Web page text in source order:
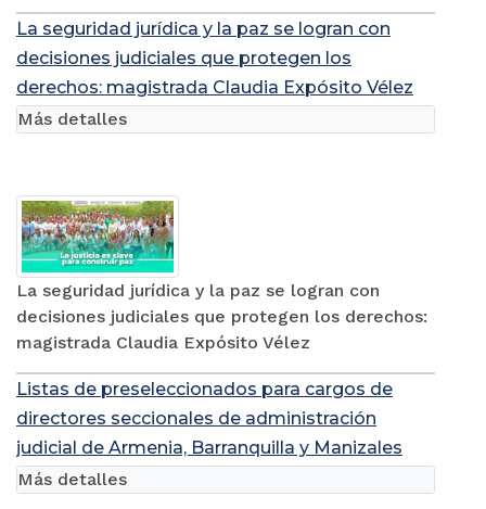
La seguridad jurídica y la paz se logran con
decisiones judiciales que protegen los
derechos: magistrada Claudia Expósito Vélez
La seguridad jurídica y la paz se logran con
decisiones judiciales que protegen los derechos:
magistrada Claudia Expósito Vélez
Más detalles
Listas de preseleccionados para cargos de
directores seccionales de administración
judicial de Armenia, Barranquilla y Manizales
Más detalles